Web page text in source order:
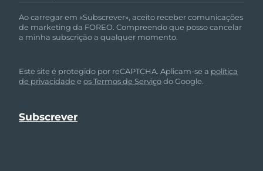
Ao carregar em «Subscrever», aceito receber comunicações
de marketing da FOREO. Compreendo que posso cancelar
a minha subscrição a qualquer momento.
Este site é protegido por reCAPTCHA. Aplicam-se a política
de privacidade eos Termos de Serviçodo Google.